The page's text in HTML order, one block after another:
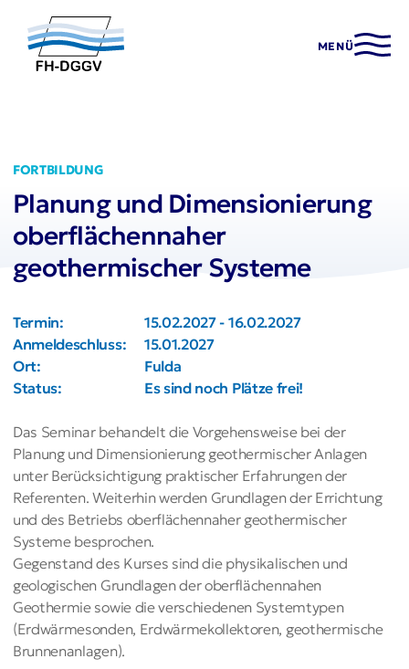
MENÜ
FORTBILDUNG
Planung und Dimensionierung
oberflächennaher
geothermischer Systeme
Termin:
15.02.2027 - 16.02.2027
Anmeldeschluss:
15.01.2027
Ort:
Fulda
Status:
Es sind noch Plätze frei!
Das Seminar behandelt die Vorgehensweise bei der
Planung und Dimensionierung geothermischer Anlagen
unter Berücksichtigung praktischer Erfahrungen der
Referenten. Weiterhin werden Grundlagen der Errichtung
und des Betriebs oberflächennaher geothermischer
Systeme besprochen.
Gegenstand des Kurses sind die physikalischen und
geologischen Grundlagen der oberflächennahen
Geothermie sowie die verschiedenen Systemtypen
(Erdwärmesonden, Erdwärmekollektoren, geothermische
Brunnenanlagen).